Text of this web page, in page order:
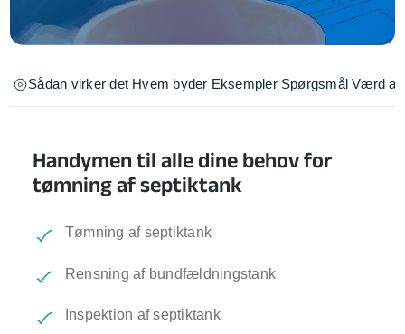
Sådan virker det Hvem byder Eksempler Spørgsmål Værd at
Handymen til alle dine behov for
tømning af septiktank
Tømning af septiktank
Rensning af bundfældningstank
Inspektion af septiktank